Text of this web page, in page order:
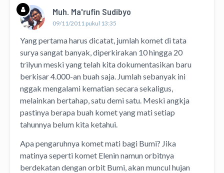
Muh. Ma'rufin Sudibyo
09/11/2011 pukul 13:35
Yang pertama harus dicatat, jumlah komet di tata
surya sangat banyak, diperkirakan 10 hingga 20
trilyun meski yang telah kita dokumentasikan baru
berkisar 4.000-an buah saja. Jumlah sebanyak ini
nggak mengalami kematian secara sekaligus,
melainkan bertahap, satu demi satu. Meski angkja
pastinya berapa buah komet yang mati setiap
tahunnya belum kita ketahui.
Apa pengaruhnya komet mati bagi Bumi? Jika
matinya seperti komet Elenin namun orbitnya
berdekatan dengan orbit Bumi, akan muncul hujan